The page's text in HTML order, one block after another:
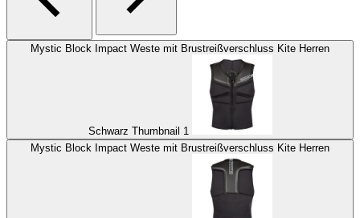
Mystic Block Impact Weste mit Brustreißverschluss Kite Herren
Schwarz Thumbnail 1
Mystic Block Impact Weste mit Brustreißverschluss Kite Herren